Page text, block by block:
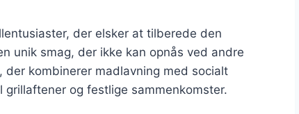
der elsker at tilberede den
unik smag, der ikke kan opnås ved andre
kombinerer madlavning med socialt
og festlige sammenkomster.